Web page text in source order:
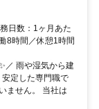
日数：1ヶ月あた
8時間／休憩1時間
／ 雨や湿気から建
安定した専門職で
ません。 当社は